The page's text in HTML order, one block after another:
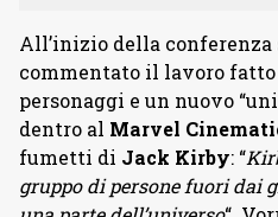
All’inizio della conferenza
commentato il lavoro
personaggi e un nuovo
dentro al Marvel
fumetti di Jack Kirby: “
gruppo di persone fuori dai